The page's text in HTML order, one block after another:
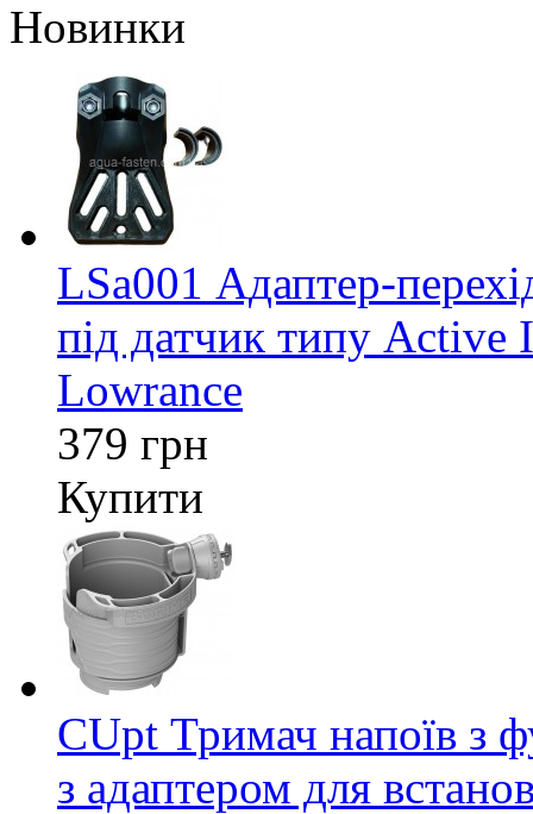
Новинки
LSa001 Адаптер-
під датчик типу Active
Lowrance
379 грн
Купити
CUpt Тримач напоїв з
з адаптером для